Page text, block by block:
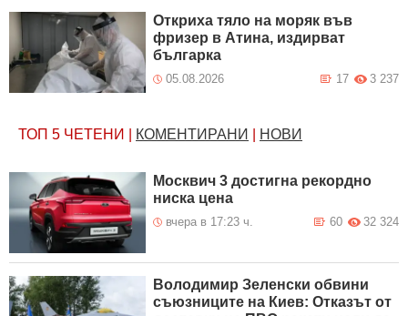
Откриха тяло на моряк във
фризер в Атина, издирват
българка
05.08.2026 3 237
17
ТОП 5 ЧЕТЕНИ КОМЕНТИРАНИ НОВИ
Москвич 3 достигна рекордно
ниска цена
вчера в 17:23 ч. 32 324
60
Володимир Зеленски обвини
съюзниците на Киев: Отказът от